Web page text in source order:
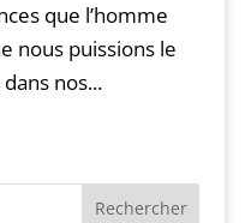
que l’homme
nous puissions le
nos...